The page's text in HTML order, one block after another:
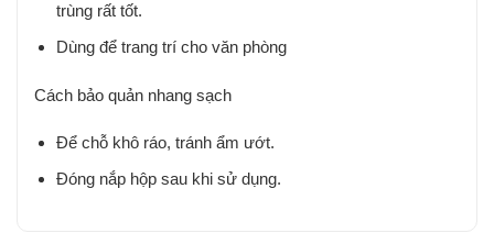
trùng rất tốt.
Dùng để trang trí cho văn phòng
Cách bảo quản nhang sạch
Để chỗ khô ráo, tránh ẩm ướt.
Đóng nắp hộp sau khi sử dụng.